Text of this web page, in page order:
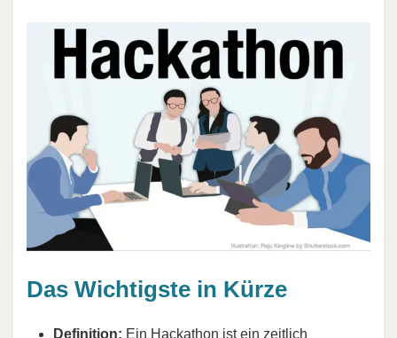
Das Wichtigste in Kürze
Definition: Ein Hackathon ist ein zeitlich